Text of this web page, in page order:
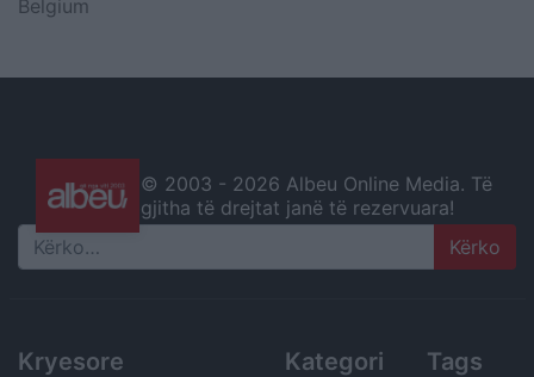
Belgium
© 2003 - 2026 Albeu Online Media. Të
gjitha të drejtat janë të rezervuara!
Search
Kryesore Kategori Tags